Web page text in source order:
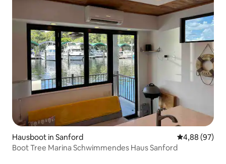
Hausboot in Sanford
4,88 (97)
Boot Tree Marina Schwimmendes Haus Sanford